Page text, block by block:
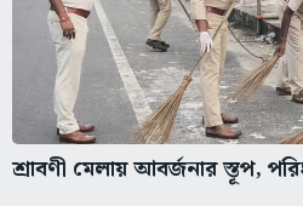
শ্রাবণী মেলায় আবর্জনার স্তূপ,